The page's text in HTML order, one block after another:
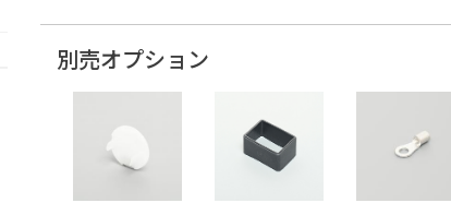
別売オプション